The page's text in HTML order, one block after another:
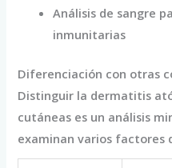
Análisis de sangre
inmunitarias
Diferenciación con otras
Distinguir la dermatitis
cutáneas es un análisis
examinan varios factores